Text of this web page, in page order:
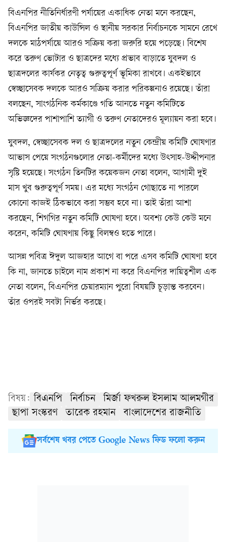
বিএনপির নীতিনির্ধারণী পর্যায়ের একাধিক নেতা মনে করছেন,
বিএনপির জাতীয় কাউন্সিল ও স্থানীয় সরকার নির্বাচনকে সামনে রেখে
দলকে মাঠপর্যায়ে আরও সক্রিয় করা জরুরি হয়ে পড়েছে। বিশেষ
করে তরুণ ভোটার ও ছাত্রদের মধ্যে প্রভাব বাড়াতে যুবদল ও
ছাত্রদলের কার্যকর নেতৃত্ব গুরুত্বপূর্ণ ভূমিকা রাখবে। একইভাবে
স্বেচ্ছাসেবক দলকে আরও সক্রিয় করার পরিকল্পনাও রয়েছে। তাঁরা
বলছেন, সাংগঠনিক কর্মকাণ্ডে গতি আনতে নতুন কমিটিতে
অভিজ্ঞদের পাশাপাশি ত্যাগী ও তরুণ নেতাদেরও মূল্যায়ন করা হবে।
যুবদল, স্বেচ্ছাসেবক দল ও ছাত্রদলের নতুন কেন্দ্রীয় কমিটি ঘোষণার
আভাস পেয়ে সংগঠনগুলোর নেতা-কর্মীদের মধ্যে উৎসাহ-উদ্দীপনার
সৃষ্টি হয়েছে। সংগঠন তিনটির কয়েকজন নেতা বলেন, আগামী দুই
মাস খুব গুরুত্বপূর্ণ সময়। এর মধ্যে সংগঠন গোছাতে না পারলে
কোনো কাজই ঠিকভাবে করা সম্ভব হবে না। তাই তাঁরা আশা
করছেন, শিগগির নতুন কমিটি ঘোষণা হবে। অবশ্য কেউ কেউ মনে
করেন, কমিটি ঘোষণায় কিছু বিলম্বও হতে পারে।
আসন্ন পবিত্র ঈদুল আজহার আগে বা পরে এসব কমিটি ঘোষণা হবে
কি না, জানতে চাইলে নাম প্রকাশ না করে বিএনপির দায়িত্বশীল এক
নেতা বলেন, বিএনপির চেয়ারম্যান পুরো বিষয়টি চূড়ান্ত করবেন।
তাঁর ওপরই সবটা নির্ভর করছে।
বিষয়: বিএনপি নির্বাচন
মির্জা ফখরুল ইসলাম আলমগীর
ছাপা সংস্করণ
তারেক রহমান বাংলাদেশের রাজনীতি
সর্বশেষ খবর পেতে Google News ফিড ফলো করুন